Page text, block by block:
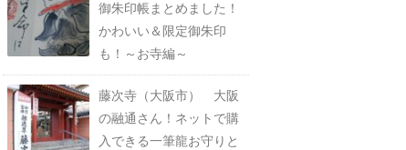
御朱印帳まとめました！
かわいい＆限定御朱印
も！～お寺編～
藤次寺（大阪市） 大阪
の融通さん！ネットで購
入できる一筆龍お守りと